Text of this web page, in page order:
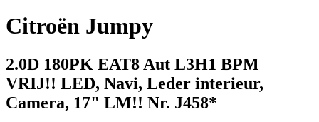
Citroën Jumpy
2.0D 180PK EAT8 Aut L3H1 BPM
VRIJ!! LED, Navi, Leder interieur,
Camera, 17" LM!! Nr. J458*